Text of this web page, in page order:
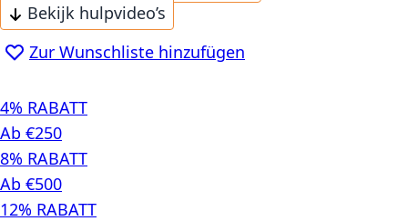
Bekijk hulpvideo’s
Zur Wunschliste hinzufügen
4% RABATT
Ab €250
8% RABATT
Ab €500
12% RABATT